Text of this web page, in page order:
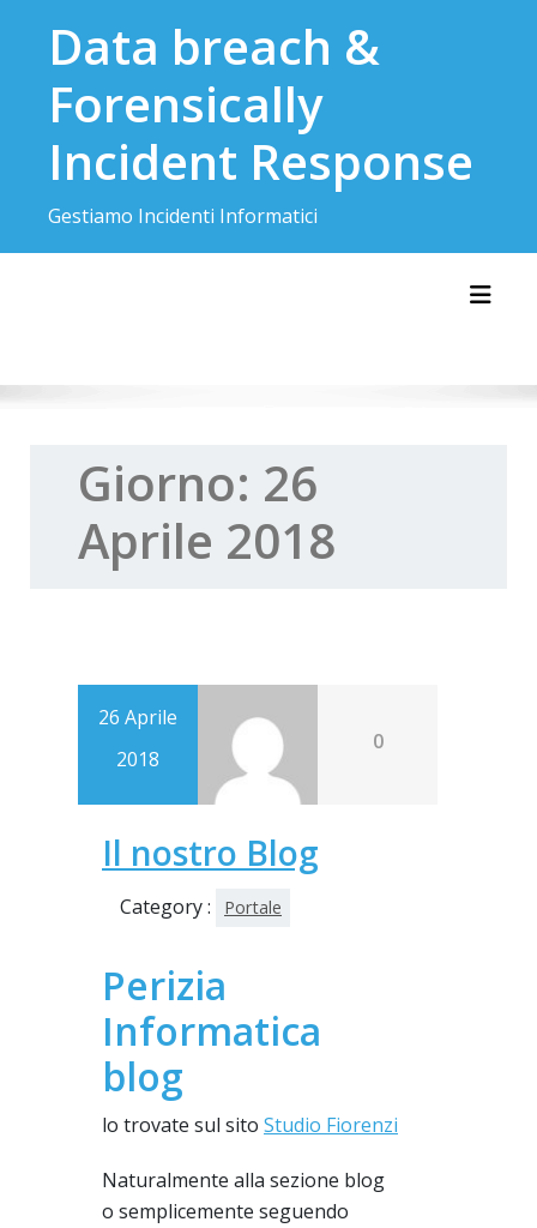
contentData breach &
Forensically
Incident Response
Gestiamo Incidenti Informatici
Giorno: 26
Aprile 2018
26 Aprile
2018
0
Il nostro Blog
Category : Portale
Perizia
Informatica
blog
lo trovate sul sito Studio Fiorenzi
Naturalmente alla sezione blog
o semplicemente seguendo